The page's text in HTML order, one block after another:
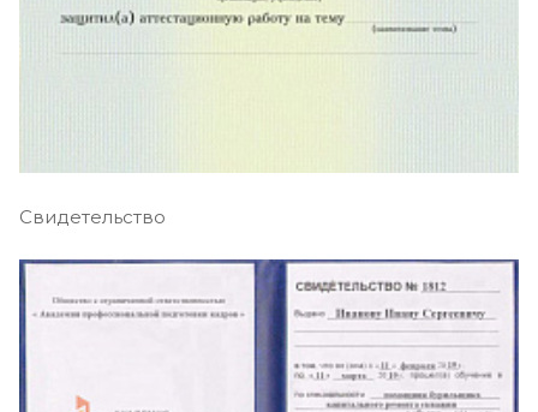
Свидетельство